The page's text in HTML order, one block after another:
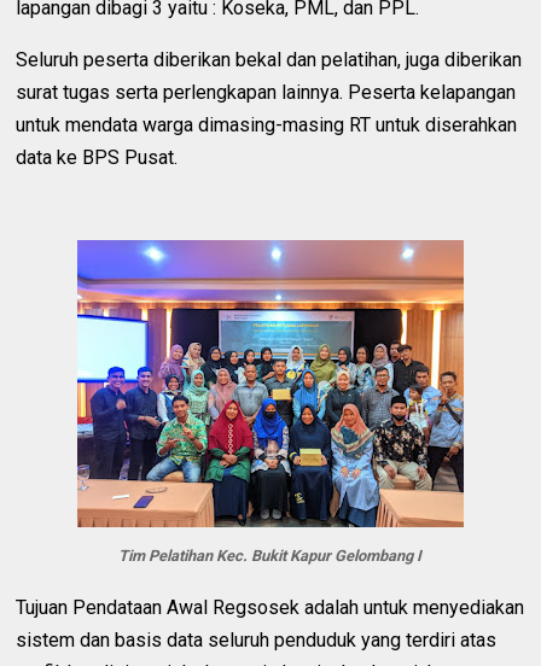
lapangan dibagi 3 yaitu : Koseka, PML, dan PPL.
Seluruh peserta diberikan bekal dan pelatihan, juga diberikan
surat tugas serta perlengkapan lainnya. Peserta kelapangan
untuk mendata warga dimasing-masing RT untuk diserahkan
data ke BPS Pusat.
Tim Pelatihan Kec. Bukit Kapur Gelombang I
Tujuan Pendataan Awal Regsosek adalah untuk menyediakan
sistem dan basis data seluruh penduduk yang terdiri atas